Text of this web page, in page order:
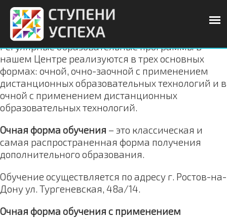
Регулярные образовательные программы в
нашем Центре реализуются в трех основных
формах: очной, очно-заочной с применением
дистанционных образовательных технологий и в
очной с применением дистанционных
образовательных технологий.
Очная форма обучения – это классическая и
самая распространенная форма получения
дополнительного образования.
Обучение осуществляется по адресу г. Ростов-на-
Дону ул. Тургеневская, 48а/14.
Очная форма обучения с применением